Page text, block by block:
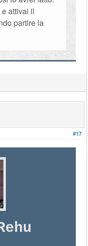
attivai il
partire la
#17